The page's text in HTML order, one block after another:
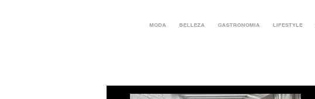
MODA BELLEZA GASTRONOMIA LIFESTYLE